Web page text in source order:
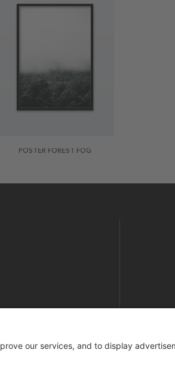
POSTER FOREST FOG